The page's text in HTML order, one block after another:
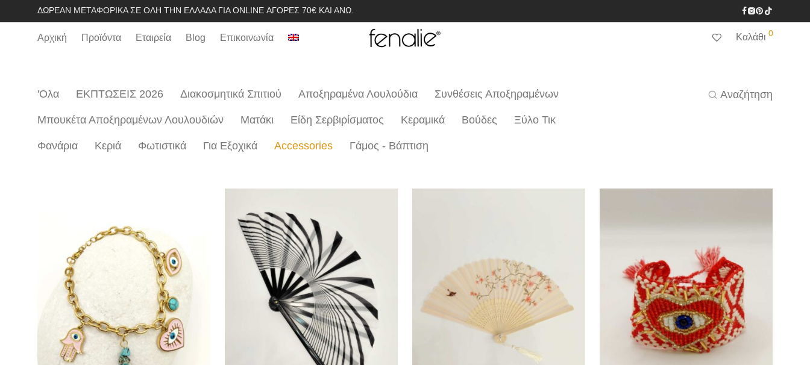
ΔΩΡΕΆΝ ΜΕΤΑΦΟΡΙΚΆ ΣΕ ΌΛΗ ΤΗΝ ΕΛΛΆΔΑ ΓΙΑ ONLINE ΑΓΟΡΈΣ 70€ ΚΑΙ ΆΝΩ.
Αρχική Προϊόντα Εταιρεία Blog Επικοινωνία Καλάθι 0
Αναζήτηση
'Ολα ΕΚΠΤΩΣΕΙΣ 2026 Διακοσμητικά Σπιτιού Αποξηραμένα Λουλούδια Συνθέσεις Αποξηραμένων
Μπουκέτα Αποξηραμένων Λουλουδιών Mατάκι Είδη Σερβιρίσματος Κεραμικά Βούδες Ξύλο Τικ
Φανάρια Κεριά Φωτιστικά Για Εξοχικά Accessories Γάμος - Βάπτιση